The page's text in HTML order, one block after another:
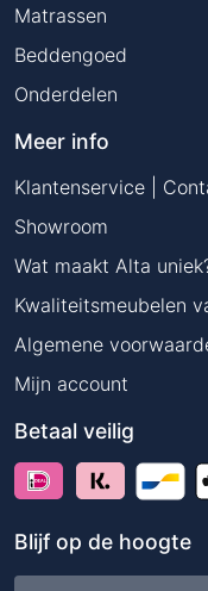
Matrassen
Beddengoed
Onderdelen
Meer info
Klantenservice |
Showroom
Wat maakt Alta
Kwaliteitsmeubelen
Algemene
Mijn account
Betaal veilig
Blijf op de hoogte